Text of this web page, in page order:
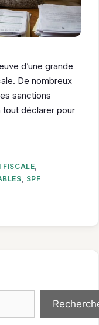
d’une grande
De nombreux
sanctions
déclarer pour
FISCALE,
, SPF